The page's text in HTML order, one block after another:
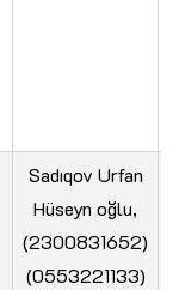
Sadıqov Urfan
Hüseyn oğlu,
(2300831652)
(0553221133)